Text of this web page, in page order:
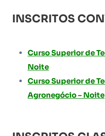
INSCRITOS
Curso Superior de
Noite
Curso Superior de
Agronegócio – Noite